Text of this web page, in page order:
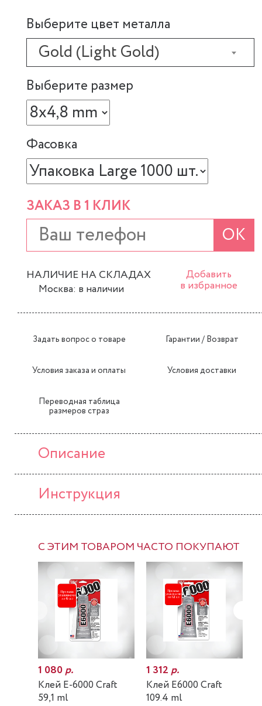
Выберите цвет металла
Gold (Light Gold)
Выберите размер
Фасовка
ЗАКАЗ В 1 КЛИК
ОК
НАЛИЧИЕ НА СКЛАДАХ
Москва: в наличии
Добавить
в избранное
Задать вопрос о товаре Гарантии / Возврат
Условия заказа и оплаты Условия доставки
Переводная таблица
размеров страз
Описание
Инструкция
С ЭТИМ ТОВАРОМ ЧАСТО ПОКУПАЮТ
1 080р.
Клей E-6000 Craft
59,1 ml
1 312р.
Клей E6000 Craft
109.4 ml